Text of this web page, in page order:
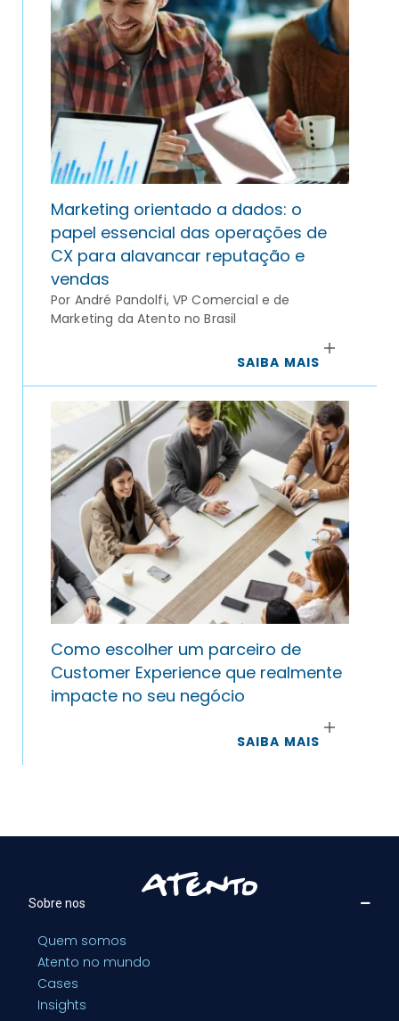
Marketing orientado a dados: o
papel essencial das operações de
CX para alavancar reputação e
vendas
Por André Pandolfi, VP Comercial e de
Marketing da Atento no Brasil
SAIBA MAIS
Como escolher um parceiro de
Customer Experience que realmente
impacte no seu negócio
SAIBA MAIS
Sobre nos
Quem somos
Atento no mundo
Cases
Insights